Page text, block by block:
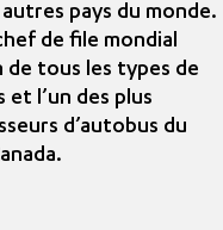
pays du monde.
de file mondial
de tous les types de
et l’un des plus
d’autobus du